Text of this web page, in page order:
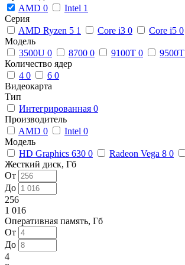
AMD 0 Intel 1
Серия
AMD Ryzen 5 1 Core i3 0 Core i5 0
Модель
3500U 0 8700 0 9100T 0 9500T
Количество ядер
4 0 6 0
Видеокарта
Тип
Интегрированная 0
Производитель
AMD 0 Intel 0
Модель
HD Graphics 630 0 Radeon Vega 8 0
Жесткий диск, Гб
От
До
256
1 016
Оперативная память, Гб
От
До
4